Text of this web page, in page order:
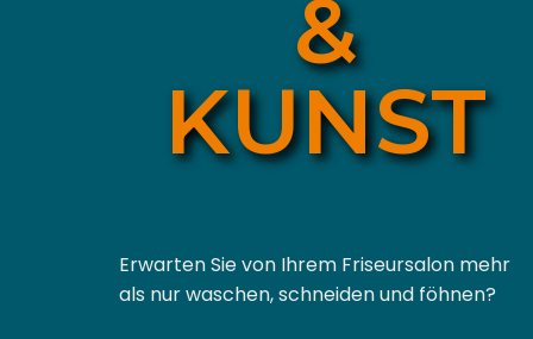
&
KUNST
Erwarten Sie von Ihrem Friseursalon mehr
als nur waschen, schneiden und föhnen?